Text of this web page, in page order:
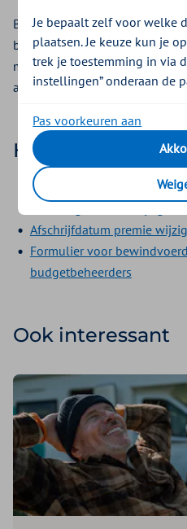
Betaal je nu per kwartaal,
betalingsregeling voor premie
moeten wijzigen. Anders kun
afsluiten.
Handige linkjes
Manier van betalen wijzigen
Afschrijfdatum premie
Formulier voor
budgetbeheerders
Ook interessant
Je bepaalt zelf voor welke
plaatsen. Je keuze kun je
trek je toestemming in via
instellingen” onderaan de
Pas voorkeuren aan